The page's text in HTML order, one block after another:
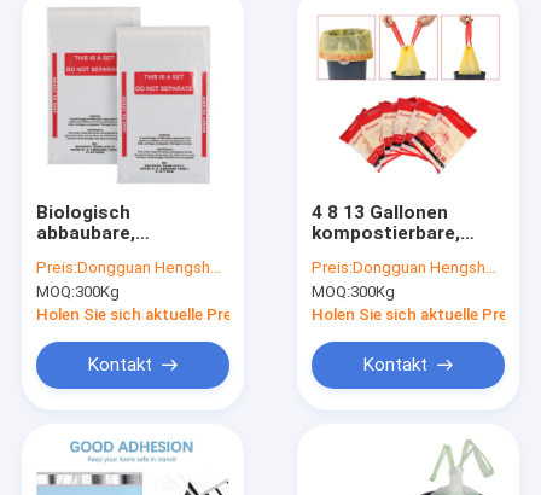
Biologisch
abbaubare,
Poly-Tasche mit
Wärmeversiegelung
für Gravurdruck
Preis:Dongguan Hengsheng Polybag
MOQ:300Kg
Holen Sie sich aktuelle Preis
Kontakt
4 8 13 Gallonen
kompostierbare,
Müllbeutel mit
Kordelzug, Müllsack,
anpassbare Größe
Preis:Dongguan Hengsheng Polybag
MOQ:300Kg
Holen Sie sich aktuelle Preis
Kontakt